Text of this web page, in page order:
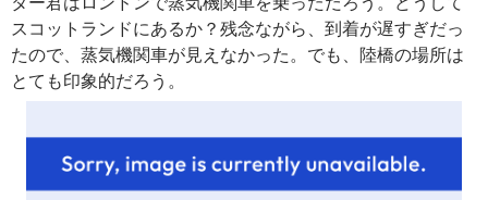
スコットランドにあるか？残念ながら、到着が遅すぎだっ
たので、蒸気機関車が見えなかった。でも、陸橋の場所は
とても印象的だろう。